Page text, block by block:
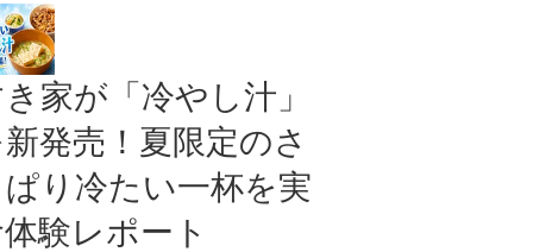
家が「冷やし汁」
発売！夏限定のさ
り冷たい一杯を実
験レポート